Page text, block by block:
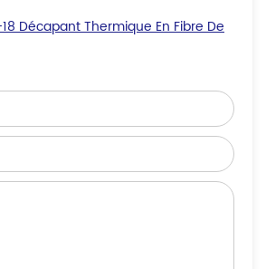
18 Décapant Thermique En Fibre De